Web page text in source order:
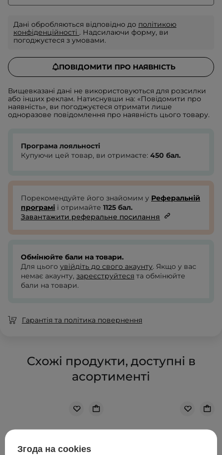
Дані обробляються відповідно до політикою
конфіденційності . Надсилаючи форму, ви
погоджуєтеся з умовами.
ПОВІДОМИТИ ПРО НАЯВНІСТЬ
Вищевказані дані не використовуються для розсилки
або інших реклам. Натиснувши на: «Повідомити про
наявність», ви погоджуєтеся отримати лише
одноразове повідомлення про наявність цього товару.
Програма лояльності
Купуючи цей товар, ви отримаєте: 450 бал.
Порекомендуйте його знайомим у Реферальній
програмі і отримайте 1125 бал.
Завантажити реферальне посилання
Обмінюйте бали на товари.
Для цього увійдіть до свого акаунту. Якщо у вас
немає акаунту, зареєструйтеся та обмінюйте
бали на товари.
Гарантія та політика повернення
Схожі продукти, доступні в
асортименті
Згода на cookies